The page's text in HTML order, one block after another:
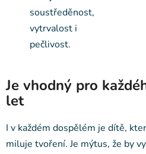
soustředěnost,
vytrvalost i
pečlivost.
Je vhodný pro
let
I v každém dospělém je dítě,
miluje tvoření. Je mýtus, že by